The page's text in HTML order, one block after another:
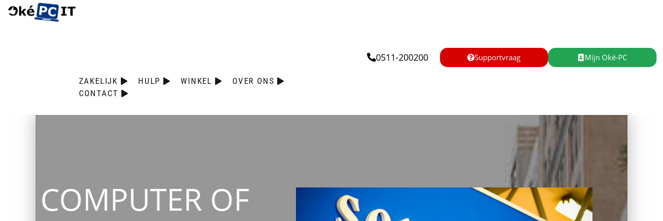
ZAKELIJK HULP WINKEL
OVER ONS
CONTACT
0511-200200 Supportvraag Mijn Oké-PC
COMPUTER OF